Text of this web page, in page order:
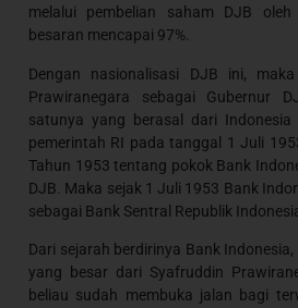
melalui pembelian saham DJB
besaran mencapai 97%.
Dengan nasionalisasi DJB ini,
Prawiranegara sebagai Gubernur
satunya yang berasal dari Indonesia
pemerintah RI pada tanggal 1 Juli
Tahun 1953 tentang pokok Bank
DJB. Maka sejak 1 Juli 1953 Bank
sebagai Bank Sentral Republik
Dari sejarah berdirinya Bank
yang besar dari Syafruddin
beliau sudah membuka jalan bagi